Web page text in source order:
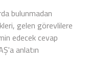
bulunmadan
gelen görevlilere
edecek cevap
anlatın